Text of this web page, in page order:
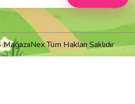
Tüm Hakları Saklıdır